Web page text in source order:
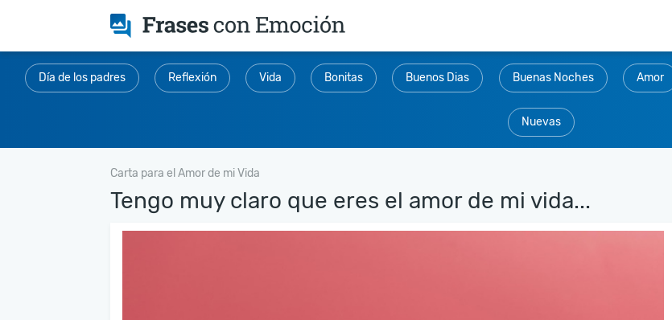
Día de los padres Reflexión Vida Bonitas Buenos Dias Buenas Noches Amor
Nuevas
Carta para el Amor de mi Vida
Tengo muy claro que eres el amor de mi vida...